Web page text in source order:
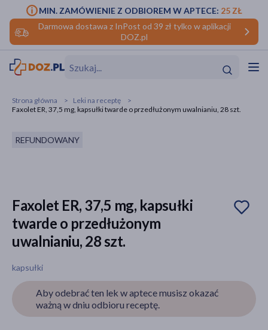
Darmowa dostawa z InPost od 39 zł tylko w aplikacji
DOZ.pl
MIN. ZAMÓWIENIE Z ODBIOREM W APTECE: 25 ZŁ
Hit
makijażu
Strona główna
Leki na receptę
Faxolet ER, 37,5 mg, kapsułki twarde o przedłużonym uwalnianiu, 28 szt.
REFUNDOWANY
Faxolet ER, 37,5 mg, kapsułki
twarde o przedłużonym
uwalnianiu, 28 szt.
kapsułki
Aby odebrać ten lek w aptece musisz okazać
ważną w dniu odbioru receptę.